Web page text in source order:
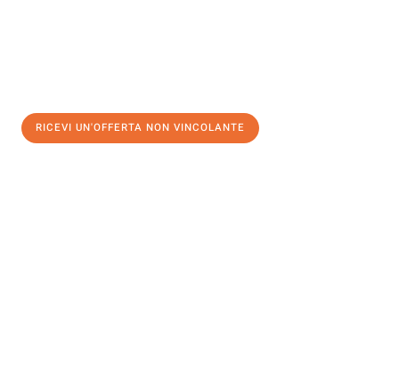
RICEVI UN'OFFERTA NON VINCOLANTE